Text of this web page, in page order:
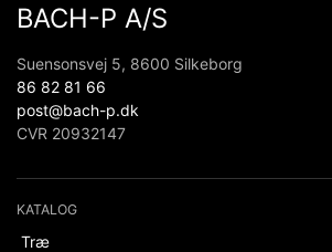
BACH-P A/S
Suensonsvej 5, 8600 Silkeborg
86 82 81 66
post@bach-p.dk
CVR 20932147
KATALOG
Træ